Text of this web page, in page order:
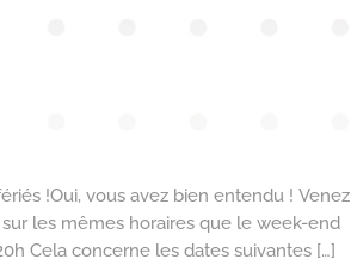
!Oui, vous avez bien entendu ! Venez
les mêmes horaires que le week-end
Cela concerne les dates suivantes […]